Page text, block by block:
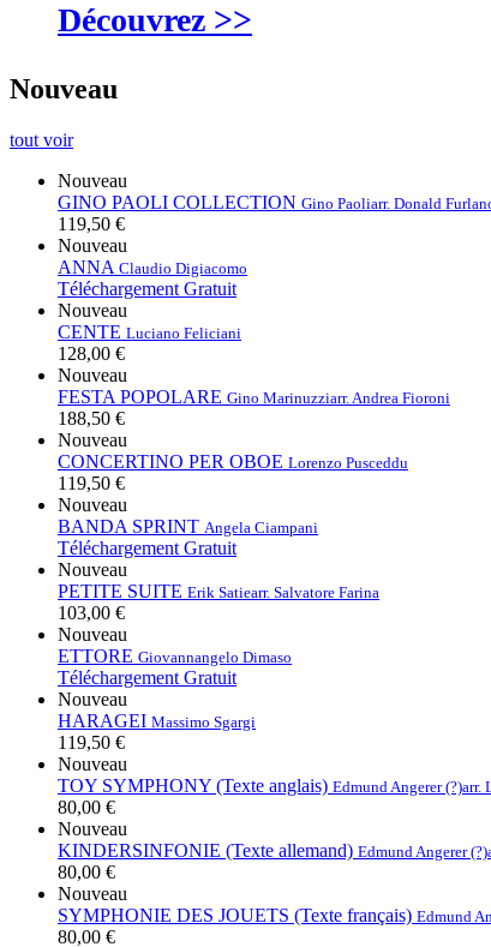
Découvrez >>
Nouveau
tout voir
Nouveau
GINO PAOLI COLLECTION Gino Paoliarr. Donald
119,50 €
Nouveau
ANNA Claudio Digiacomo
Téléchargement Gratuit
Nouveau
CENTE Luciano Feliciani
128,00 €
Nouveau
FESTA POPOLARE Gino Marinuzziarr. Andrea Fioroni
188,50 €
Nouveau
CONCERTINO PER OBOE Lorenzo Pusceddu
119,50 €
Nouveau
BANDA SPRINT Angela Ciampani
Téléchargement Gratuit
Nouveau
PETITE SUITE Erik Satiearr. Salvatore Farina
103,00 €
Nouveau
ETTORE Giovannangelo Dimaso
Téléchargement Gratuit
Nouveau
HARAGEI Massimo Sgargi
119,50 €
Nouveau
TOY SYMPHONY (Texte anglais) Edmund Angerer (?)arr.
80,00 €
Nouveau
KINDERSINFONIE (Texte allemand) Edmund Angerer (?)
80,00 €
Nouveau
SYMPHONIE DES JOUETS (Texte français) Edmund
80,00 €